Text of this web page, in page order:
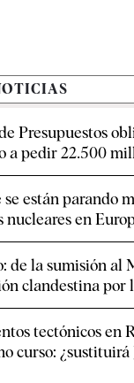
Presupuestos
a pedir 22.500
se están parando
nucleares en
de la sumisión al
clandestina por
tectónicos en
curso: ¿sustituirá